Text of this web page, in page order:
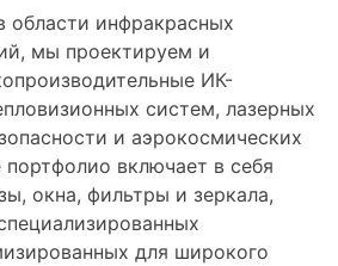
области инфракрасных
мы проектируем и
ИК-
систем, лазерных
и аэрокосмических
включает в себя
окна, фильтры и зеркала,
для широкого